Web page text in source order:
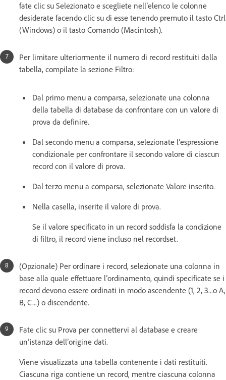
fate clic su Selezionato e scegliete nell’elenco le colonne
desiderate facendo clic su di esse tenendo premuto il tasto Ctrl
(Windows) o il tasto Comando (Macintosh).
Per limitare ulteriormente il numero di record restituiti dalla
tabella, compilate la sezione Filtro:
Dal primo menu a comparsa, selezionate una colonna
della tabella di database da confrontare con un valore di
prova da definire.
Dal secondo menu a comparsa, selezionate l’espressione
condizionale per confrontare il secondo valore di ciascun
record con il valore di prova.
Dal terzo menu a comparsa, selezionate Valore inserito.
Nella casella, inserite il valore di prova.
Se il valore specificato in un record soddisfa la condizione
di filtro, il record viene incluso nel recordset.
(Opzionale) Per ordinare i record, selezionate una colonna in
base alla quale effettuare l’ordinamento, quindi specificate se i
record devono essere ordinati in modo ascendente (1, 2, 3...o A,
B, C...) o discendente.
Fate clic su Prova per connettervi al database e creare
un’istanza dell’origine dati.
Viene visualizzata una tabella contenente i dati restituiti.
Ciascuna riga contiene un record, mentre ciascuna colonna